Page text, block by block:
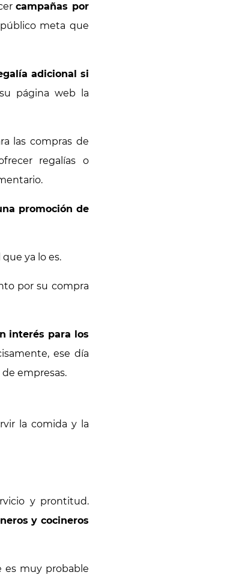
campañas por
meta que
adicional si
página web la
las compras de
regalías o
promoción de
ya lo es.
por su compra
interés para los
ese día
empresas.
la comida y la
y prontitud.
y cocineros
es muy probable